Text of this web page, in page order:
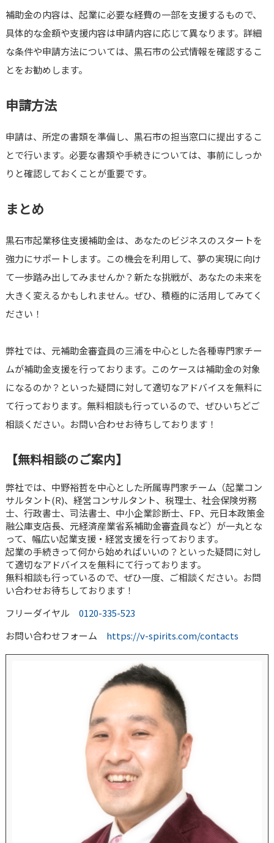
補助金の内容は、起業に必要な経費の一部を支援するもので、
具体的な金額や支援内容は申請内容に応じて異なります。詳細
な条件や申請方法については、黒石市の公式情報を確認するこ
とをお勧めします。
申請方法
申請は、所定の書類を準備し、黒石市の担当窓口に提出するこ
とで行います。必要な書類や手続きについては、事前にしっか
りと確認しておくことが重要です。
まとめ
黒石市起業移住支援補助金は、あなたのビジネスのスタートを
強力にサポートします。この機会を利用して、夢の実現に向け
て一歩踏み出してみませんか？新たな挑戦が、あなたの未来を
大きく変えるかもしれません。ぜひ、積極的に活用してみてく
ださい！
弊社では、元補助金審査員の三浦を中心とした各種専門家チー
ムが補助金支援を行っております。このケースは補助金の対象
になるのか？といった疑問に対して適切なアドバイスを無料に
て行っております。無料相談も行っているので、ぜひいちどご
相談ください。お問い合わせお待ちしております！
【無料相談のご案内】
弊社では、中野裕哲を中心とした所属専門家チーム（起業コン
サルタント(R)、経営コンサルタント、税理士、社会保険労務
士、行政書士、司法書士、中小企業診断士、FP、元日本政策金
融公庫支店長、元経済産業省系補助金審査員など）が一丸とな
って、幅広い起業支援・経営支援を行っております。
起業の手続きって何から始めればいいの？といった疑問に対し
て適切なアドバイスを無料にて行っております。
無料相談も行っているので、ぜひ一度、ご相談ください。お問
い合わせお待ちしております！
フリーダイヤル 0120-335-523
お問い合わせフォーム https://v-spirits.com/contacts